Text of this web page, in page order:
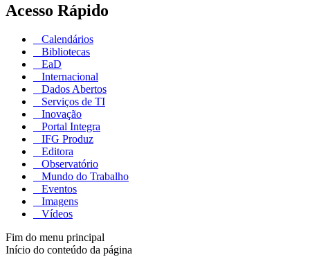
Acesso Rápido
Calendários
Bibliotecas
EaD
Internacional
Dados Abertos
Serviços de TI
Inovação
Portal Integra
IFG Produz
Editora
Observatório
Mundo do Trabalho
Eventos
Imagens
Vídeos
Fim do menu principal
Início do conteúdo da página